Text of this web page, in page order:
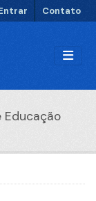
Contato
Educação